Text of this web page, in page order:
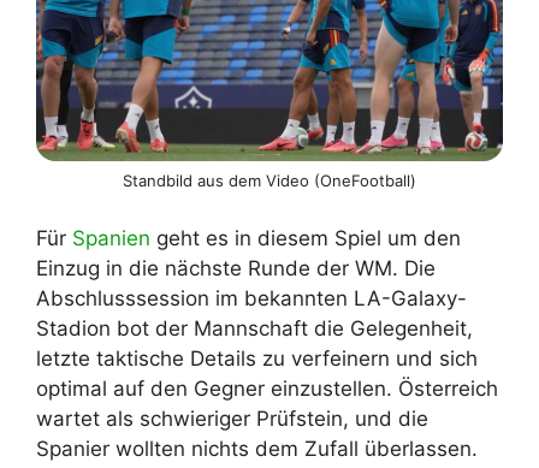
Standbild aus dem Video (OneFootball)
Für Spanien geht es in diesem Spiel um den
Einzug in die nächste Runde der WM. Die
Abschlusssession im bekannten LA-Galaxy-
Stadion bot der Mannschaft die Gelegenheit,
letzte taktische Details zu verfeinern und sich
optimal auf den Gegner einzustellen. Österreich
wartet als schwieriger Prüfstein, und die
Spanier wollten nichts dem Zufall überlassen.